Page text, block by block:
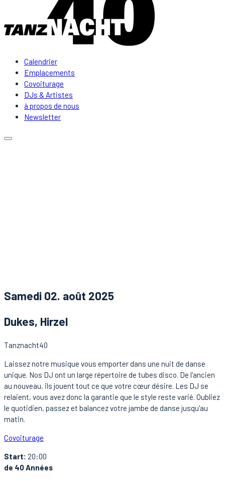
Calendrier
Emplacements
Covoiturage
DJs & Artistes
à propos de nous
Newsletter
Samedi 02. août 2025
Dukes, Hirzel
Tanznacht40
Laissez notre musique vous emporter dans une nuit de danse
unique. Nos DJ ont un large répertoire de tubes disco. De l'ancien
au nouveau, ils jouent tout ce que votre cœur désire. Les DJ se
relaient, vous avez donc la garantie que le style reste varié. Oubliez
le quotidien, passez et balancez votre jambe de danse jusqu'au
matin.
Covoiturage
Start: 20:00
de 40 Années